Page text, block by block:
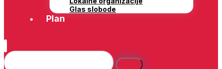
Glas slobode
Plan